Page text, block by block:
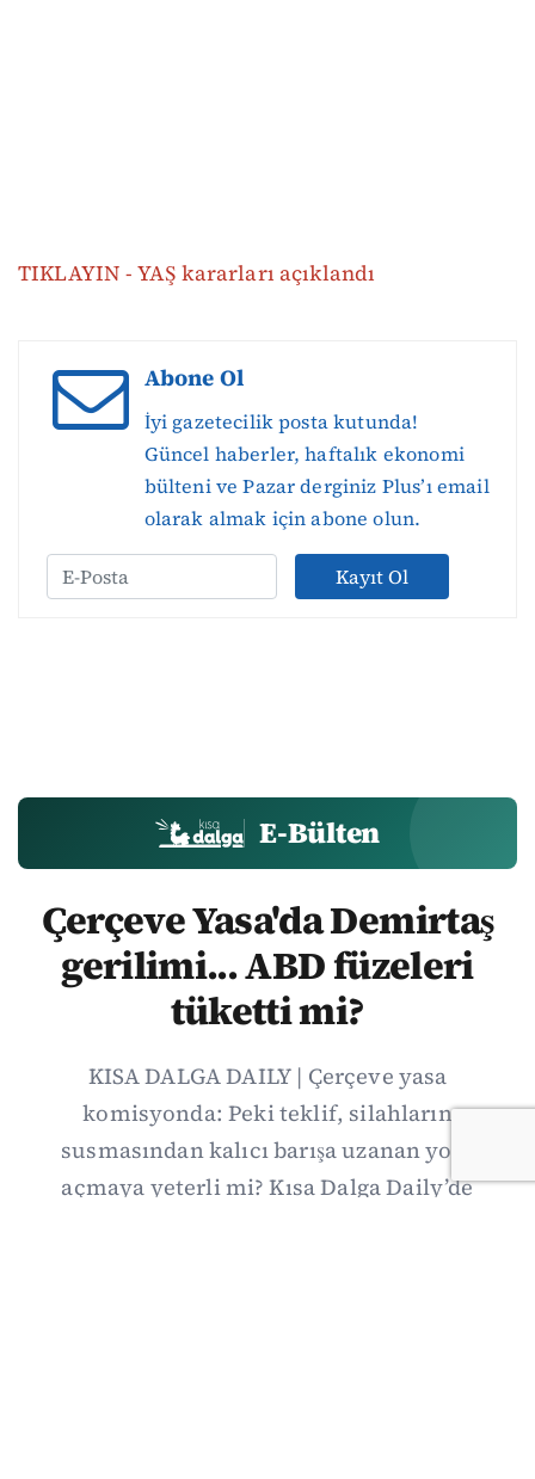
TIKLAYIN - YAŞ kararları açıklandı
Abone Ol
İyi gazetecilik posta kutunda!
Güncel haberler, haftalık ekonomi
bülteni ve Pazar derginiz Plus’ı email
olarak almak için abone olun.
Kayıt Ol
E-Bülten
Çerçeve Yasa'da Demirtaş
gerilimi... ABD füzeleri
tüketti mi?
KISA DALGA DAILY | Çerçeve yasa
komisyonda: Peki teklif, silahların
susmasından kalıcı barışa uzanan yolu
açmaya yeterli mi? Kısa Dalga Daily’de